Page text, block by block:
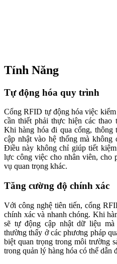
Tính Năng
Tự động hóa quy trình
Cổng RFID tự động hóa việc
cần thiết phải thực hiện các thao
Khi hàng hóa đi qua cổng,
cập nhật vào hệ thống mà không
Điều này không chỉ giúp tiết
lực công việc cho nhân viên, cho
vụ quan trọng khác.
Tăng cường độ chính xác
Với công nghệ tiên tiến, cổng
chính xác và nhanh chóng. Khi
sẽ tự động cập nhật dữ liệu
thường thấy ở các phương pháp
biệt quan trọng trong môi trường
trong quản lý hàng hóa có thể dẫn